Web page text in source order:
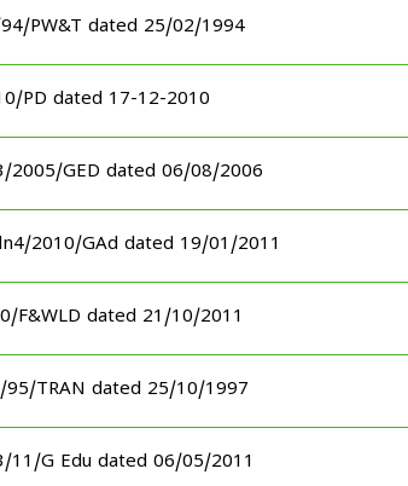
PW&T dated 25/02/1994
PD dated 17-12-2010
2005/GED dated 06/08/2006
2010/GAd dated 19/01/2011
F&WLD dated 21/10/2011
TRAN dated 25/10/1997
11/G Edu dated 06/05/2011